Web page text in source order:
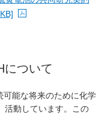
について
能な将来のために化学
活動しています。この